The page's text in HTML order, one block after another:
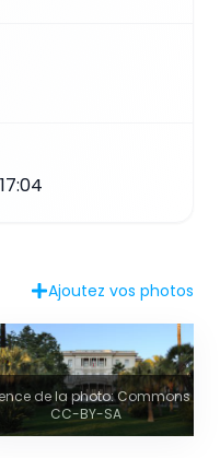
Ajoutez vos photos
de la photo: Commons
CC-BY-SA